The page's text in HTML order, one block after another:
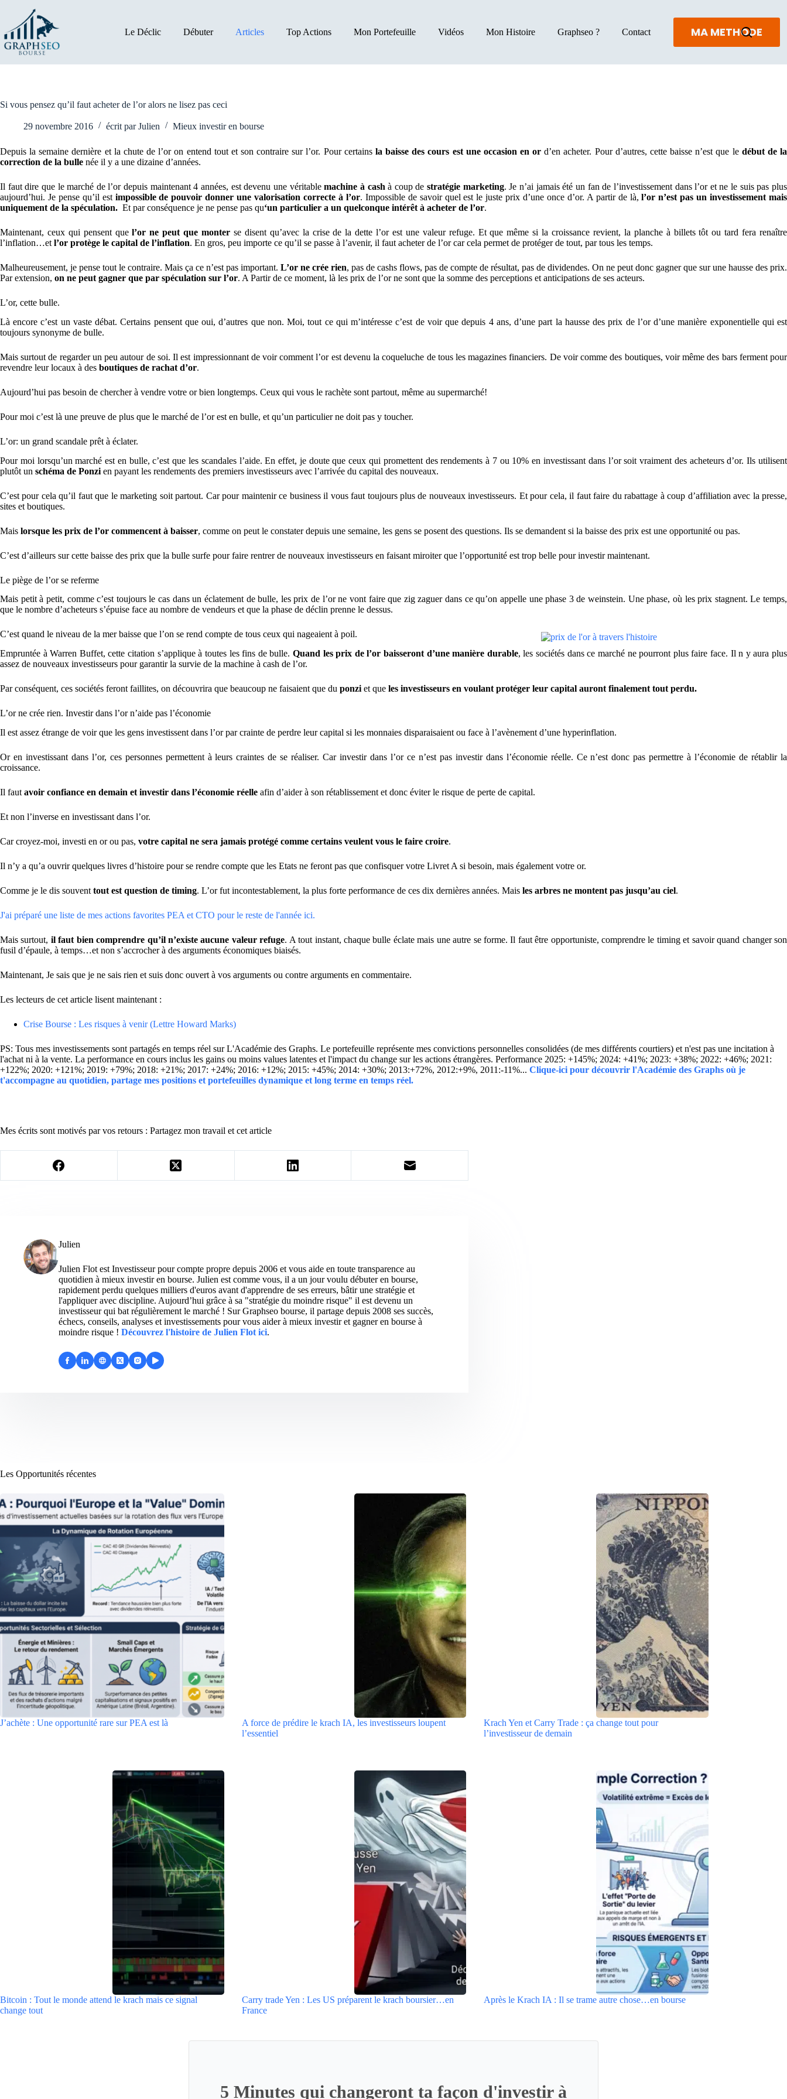
contenu
Le Déclic Débuter Articles Top Actions Mon Portefeuille Vidéos Mon Histoire Graphseo ? Contact MA METHODE
Si vous pensez qu’il faut acheter de l’or alors ne lisez pas ceci
29 novembre 2016 écrit par Julien Mieux investir en bourse
Depuis la semaine dernière et la chute de l’or on entend tout et son contraire sur l’or. Pour certains la baisse des cours est une occasion en or d’en acheter. Pour d’autres, cette baisse n’est que le début de la
correction de la bulle née il y a une dizaine d’années.
Il faut dire que le marché de l’or depuis maintenant 4 années, est devenu une véritablemachine à cash à coup de stratégie marketing. Je n’ai jamais été un fan de l’investissement dans l’or et ne le suis pas plus
aujourd’hui. Je pense qu’il est impossible de pouvoir donner une valorisation correcte à l’or. Impossible de savoir quel est le juste prix d’une once d’or. A partir de là, l’or n’est pas un investissement mais
uniquement de la spéculation. Et par conséquence je ne pense pas qu‘un particulier a un quelconque intérêt à acheter de l’or.
Maintenant, ceux qui pensent quel’or ne peut que monter se disent qu’avec la crise de la dette l’or est une valeur refuge. Et que même si la croissance revient, la planche à billets tôt ou tard fera renaître
l’inflation…et l’or protège le capital de l’inflation. En gros, peu importe ce qu’il se passe à l’avenir, il faut acheter de l’or car cela permet de protéger de tout, par tous les temps.
Malheureusement, je pense tout le contraire. Mais ça ce n’est pas important. L’or ne crée rien, pas de cashs flows, pas de compte de résultat, pas de dividendes. On ne peut donc gagner que sur une hausse des prix.
Par extension, on ne peut gagner que par spéculation sur l’or. A Partir de ce moment, là les prix de l’or ne sont que la somme des perceptions et anticipations de ses acteurs.
L’or, cette bulle.
Là encore c’est un vaste débat. Certains pensent que oui, d’autres que non. Moi, tout ce qui m’intéresse c’est de voir que depuis 4 ans, d’une part la hausse des prix de l’or d’une manière exponentielle qui est
toujours synonyme de bulle.
Mais surtout de regarder un peu autour de soi. Il est impressionnant de voir comment l’or est devenu la coqueluche de tous les magazines financiers. De voir comme des boutiques, voir même des bars ferment pour
revendre leur locaux à des boutiques de rachat d’or.
Aujourd’hui pas besoin de chercher à vendre votre or bien longtemps. Ceux qui vous le rachète sont partout, même au supermarché!
Pour moi c’est là une preuve de plus que le marché de l’or est en bulle, et qu’un particulier ne doit pas y toucher.
L’or: un grand scandale prêt à éclater.
Pour moi lorsqu’un marché est en bulle, c’est que les scandales l’aide. En effet, je doute que ceux qui promettent des rendements à 7 ou 10% en investissant dans l’or soit vraiment des acheteurs d’or. Ils utilisent
plutôt un schéma de Ponzi en payant les rendements des premiers investisseurs avec l’arrivée du capital des nouveaux.
C’est pour cela qu’il faut que le marketing soit partout. Car pour maintenir ce business il vous faut toujours plus de nouveaux investisseurs. Et pour cela, il faut faire du rabattage à coup d’affiliation avec la presse,
sites et boutiques.
Mais lorsque les prix de l’or commencent à baisser, comme on peut le constater depuis une semaine, les gens se posent des questions. Ils se demandent si la baisse des prix est une opportunité ou pas.
C’est d’ailleurs sur cette baisse des prix que la bulle surfe pour faire rentrer de nouveaux investisseurs en faisant miroiter que l’opportunité est trop belle pour investir maintenant.
Le piège de l’or se referme
Mais petit à petit, comme c’est toujours le cas dans un éclatement de bulle, les prix de l’or ne vont faire que zig zaguer dans ce qu’on appelle une phase 3 de weinstein. Une phase, où les prix stagnent. Le temps,
que le nombre d’acheteurs s’épuise face au nombre de vendeurs et que la phase de déclin prenne le dessus.
C’est quand le niveau de la mer baisse que l’on se rend compte de tous ceux qui nageaient à poil.
Empruntée à Warren Buffet, cette citation s’applique à toutes les fins de bulle. Quand les prix de l’or baisseront d’une manière durable, les sociétés dans ce marché ne pourront plus faire face. Il n y aura plus
assez de nouveaux investisseurs pour garantir la survie de la machine à cash de l’or.
Par conséquent, ces sociétés feront faillites, on découvrira que beaucoup ne faisaient que du ponzi et que les investisseurs en voulant protéger leur capital auront finalement tout perdu.
L’or ne crée rien. Investir dans l’or n’aide pas l’économie
Il est assez étrange de voir que les gens investissent dans l’or par crainte de perdre leur capital si les monnaies disparaisaient ou face à l’avènement d’une hyperinflation.
Or en investissant dans l’or, ces personnes permettent à leurs craintes de se réaliser. Car investir dans l’or ce n’est pas investir dans l’économie réelle. Ce n’est donc pas permettre à l’économie de rétablir la
croissance.
Il faut avoir confiance en demain et investir dans l’économie réelle afin d’aider à son rétablissement et donc éviter le risque de perte de capital.
Et non l’inverse en investissant dans l’or.
Car croyez-moi, investi en or ou pas, votre capital ne sera jamais protégé comme certains veulent vous le faire croire.
Il n’y a qu’a ouvrir quelques livres d’histoire pour se rendre compte que les Etats ne feront pas que confisquer votre Livret A si besoin, mais également votre or.
Comme je le dis souvent tout est question de timing. L’or fut incontestablement, la plus forte performance de ces dix dernières années. Mais les arbres ne montent pas jusqu’au ciel.
J'ai préparé une liste de mes actions favorites PEA et CTO pour le reste de l'année ici.
Mais surtout, il faut bien comprendre qu’il n’existe aucune valeur refuge. A tout instant, chaque bulle éclate mais une autre se forme. Il faut être opportuniste, comprendre le timing et savoir quand changer son
fusil d’épaule, à temps…et non s’accrocher à des arguments économiques biaisés.
Maintenant, Je sais que je ne sais rien et suis donc ouvert à vos arguments ou contre arguments en commentaire.
Les lecteurs de cet article lisent maintenant :
Crise Bourse : Les risques à venir (Lettre Howard Marks)
PS: Tous mes investissements sont partagés en temps réel sur L'Académie des Graphs. Le portefeuille représente mes convictions personnelles consolidées (de mes différents courtiers) et n'est pas une incitation à
l'achat ni à la vente. La performance en cours inclus les gains ou moins values latentes et l'impact du change sur les actions étrangères. Performance 2025: +145%; 2024: +41%; 2023: +38%; 2022: +46%; 2021:
+122%; 2020: +121%; 2019: +79%; 2018: +21%; 2017: +24%; 2016: +12%; 2015: +45%; 2014: +30%; 2013:+72%, 2012:+9%, 2011:-11%... Clique-ici pour découvrir l'Académie des Graphs où je
t'accompagne au quotidien, partage mes positions et portefeuilles dynamique et long terme en temps réel.
Mes écrits sont motivés par vos retours : Partagez mon travail et cet article
Julien
Julien Flot est Investisseur pour compte propre depuis 2006 et vous aide en toute transparence au
quotidien à mieux investir en bourse. Julien est comme vous, il a un jour voulu débuter en bourse,
rapidement perdu quelques milliers d'euros avant d'apprendre de ses erreurs, bâtir une stratégie et
l'appliquer avec discipline. Aujourd’hui grâce à sa "stratégie du moindre risque" il est devenu un
investisseur qui bat régulièrement le marché ! Sur Graphseo bourse, il partage depuis 2008 ses succès,
échecs, conseils, analyses et investissements pour vous aider à mieux investir et gagner en bourse à
moindre risque ! Découvrez l'histoire de Julien Flot ici.
Les Opportunités récentes
J’achète : Une opportunité rare sur PEA est là
A force de prédire le krach IA, les investisseurs loupent
l’essentiel
Krach Yen et Carry Trade : ça change tout pour
l’investisseur de demain
Bitcoin : Tout le monde attend le krach mais ce signal
change tout
Carry trade Yen : Les US préparent le krach boursier…en
France
Après le Krach IA : Il se trame autre chose…en bourse
5 Minutes qui changeront ta façon d'investir à